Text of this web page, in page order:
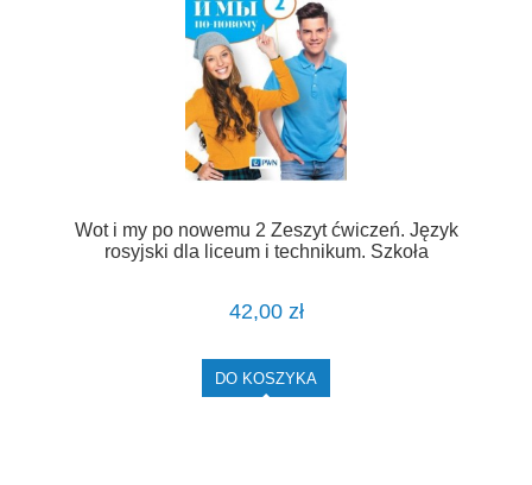
Wot i my po nowemu 2 Zeszyt ćwiczeń. Język
rosyjski dla liceum i technikum. Szkoła
42,00 zł
DO KOSZYKA